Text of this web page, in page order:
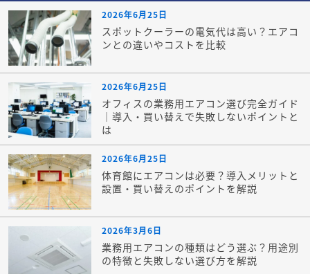
2026年6月25日
スポットクーラーの電気代は高い？エアコ
ンとの違いやコストを比較
2026年6月25日
オフィスの業務用エアコン選び完全ガイド
｜導入・買い替えで失敗しないポイントと
は
2026年6月25日
体育館にエアコンは必要？導入メリットと
設置・買い替えのポイントを解説
2026年3月6日
業務用エアコンの種類はどう選ぶ？用途別
の特徴と失敗しない選び方を解説